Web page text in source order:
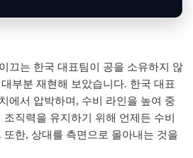
끄는 한국 대표팀이 공을 소유하지 않
부분 재현해 보았습니다. 한국 대표
에서 압박하며, 수비 라인을 높여 중
직력을 유지하기 위해 언제든 수비
한, 상대를 측면으로 몰아내는 것을